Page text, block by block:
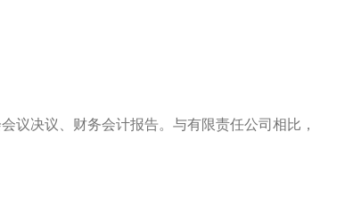
议决议、财务会计报告。与有限责任公司相比，